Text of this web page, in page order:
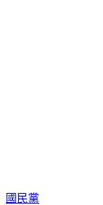
國民黨